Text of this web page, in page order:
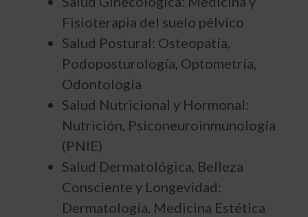
Fisioterapia del suelo pélvico
Salud Postural: Osteopatía,
Podoposturología, Optometría,
Odontología
Salud Nutricional y Hormonal:
Nutrición, Psiconeuroinmunología
(PNIE)
Salud Dermatológica, Belleza
Consciente y Longevidad:
Dermatología, Medicina Estética